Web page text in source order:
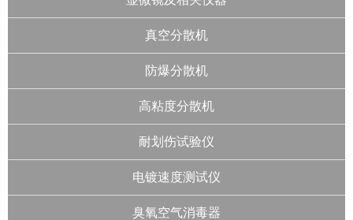
真空分散机
防爆分散机
高粘度分散机
耐划伤试验仪
电镀速度测试仪
臭氧空气消毒器